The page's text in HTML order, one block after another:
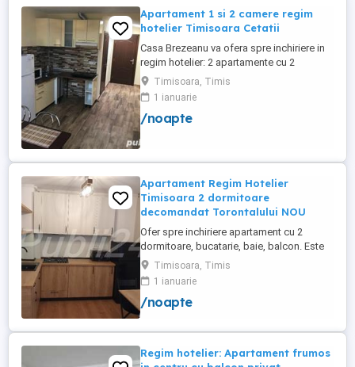
Apartament 1 si 2 camere regim
hotelier Timisoara Cetatii
Casa Brezeanu va ofera spre inchiriere in
regim hotelier: 2 apartamente cu 2
dormitoare, baie si bucatarie proprie. (4
locuri cazare in fiecare apartament) 1
apartament cu 1 dormitor, baie si
bucatarie proprie. (3 locuri cazare) Fiecare
Timisoara, Timis
1 ianuarie
/noapte
Apartament Regim Hotelier
Timisoara 2 dormitoare
decomandat Torontalului NOU
Ofer spre inchiriere apartament cu 2
dormitoare, bucatarie, baie, balcon. Este
complet utilat si mobilat nou, clima,
internet, tv, video interfon masina de
spalat haine, lenjerii, prosoape,
consumabile. In incinta complexului de
de joaca pentru copii. Apartamentul ...
Timisoara, Timis
1 ianuarie
/noapte
Regim hotelier: Apartament frumos